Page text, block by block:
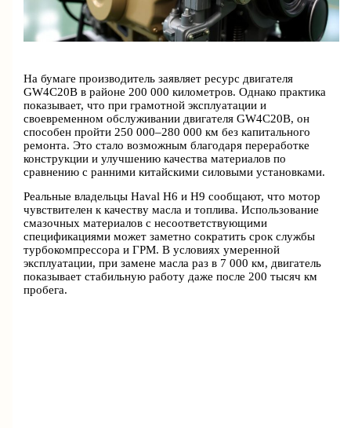
На бумаге производитель заявляет ресурс двигателя
GW4C20B в районе 200 000 километров. Однако практика
показывает, что при грамотной эксплуатации и
своевременном обслуживании двигателя GW4C20B, он
способен пройти 250 000–280 000 км без капитального
ремонта. Это стало возможным благодаря переработке
конструкции и улучшению качества материалов по
сравнению с ранними китайскими силовыми установками.
Реальные владельцы Haval H6 и H9 сообщают, что мотор
чувствителен к качеству масла и топлива. Использование
смазочных материалов с несоответствующими
спецификациями может заметно сократить срок службы
турбокомпрессора и ГРМ. В условиях умеренной
эксплуатации, при замене масла раз в 7 000 км, двигатель
показывает стабильную работу даже после 200 тысяч км
пробега.